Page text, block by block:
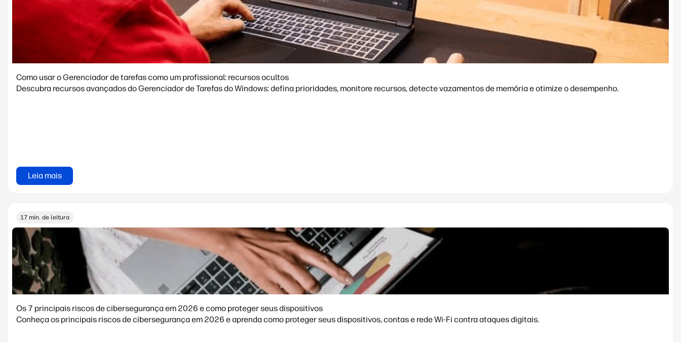
Como usar o Gerenciador de tarefas como um profissional: recursos ocultos
Descubra recursos avançados do Gerenciador de Tarefas do Windows: defina prioridades, monitore recursos, detecte vazamentos de memória e otimize o desempenho.
Leia mais
17 min. de leitura
Os 7 principais riscos de cibersegurança em 2026 e como proteger seus dispositivos
Conheça os principais riscos de cibersegurança em 2026 e aprenda como proteger seus dispositivos, contas e rede Wi-Fi contra ataques digitais.